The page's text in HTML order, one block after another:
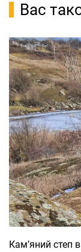
Вас
Кам’яний степ